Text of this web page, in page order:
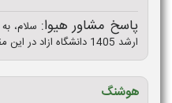
پاسخ مشاور هیوا: سلام،
ارشد 1405 دانشگاه ازاد در این مقاله اطلاع رسانی خواهد شد.
هوشنگ